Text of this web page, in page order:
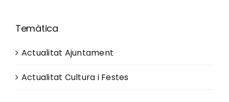
Temàtica
Actualitat Ajuntament
Actualitat Cultura i Festes